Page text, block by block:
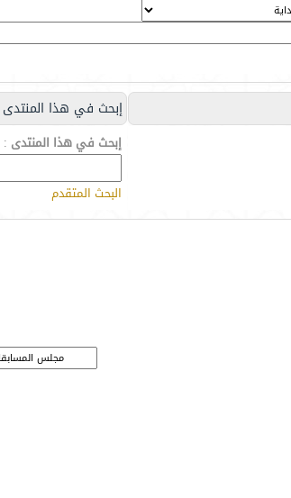
إبحث في هذا المنتدى
إبحث في هذا المنتدى :
البحث المتقدم